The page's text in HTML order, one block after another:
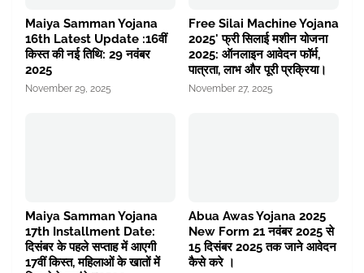
Maiya Samman Yojana
16th Latest Update :16वीं
किस्त की नई तिथि: 29 नवंबर
2025
November 29, 2025
Free Silai Machine Yojana
2025' फ्री सिलाई मशीन योजना
2025: ऑनलाइन आवेदन फॉर्म,
पात्रता, लाभ और पूरी प्रक्रिया।
November 27, 2025
Maiya Samman Yojana
17th Installment Date:
दिसंबर के पहले सप्ताह में आएगी
17वीं किस्त, महिलाओं के खातों में
Abua Awas Yojana 2025
New Form 21 नवंबर 2025 से
15 दिसंबर 2025 तक जाने आवेदन
कैसे करे ।